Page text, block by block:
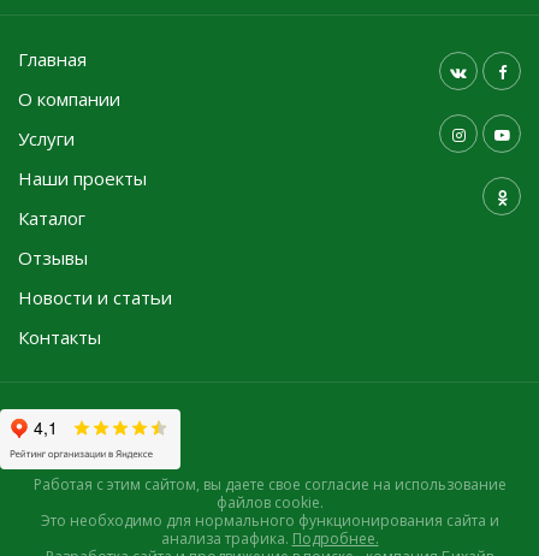
Главная
О компании
Услуги
Наши проекты
Каталог
Отзывы
Новости и статьи
Контакты
Работая с этим сайтом, вы даете свое согласие на использование
файлов cookie.
Это необходимо для нормального функционирования сайта и
анализа трафика. Подробнее.